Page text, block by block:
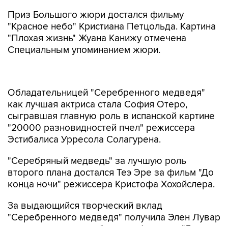
Приз Большого жюри достался фильму
"Красное небо" Кристиана Петцольда. Картина
"Плохая жизнь" Жуана Канижу отмечена
Специальным упоминанием жюри.
сыгравшая главную роль в испанской картине
"20000 разновидностей пчел" режиссера
Эстибалиса Урресола Солагурена.
"Серебряный медведь" за лучшую роль
конца ночи" режиссера Кристофа Хохойслера.
За выдающийся творческий вклад
за операторскую работу над фильмом "Диско-
мальчик" Джакомо Аббруццезе.